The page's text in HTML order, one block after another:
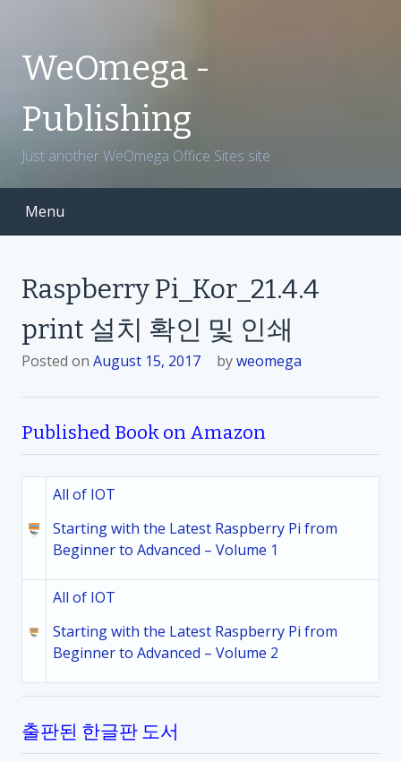
WeOmega -
Publishing
Just another WeOmega Office Sites site
Menu
Raspberry Pi_Kor_21.4.4
print 설치 확인 및 인쇄
Posted on August 15, 2017 byweomega
Published Book on Amazon
All of IOT
Starting with the Latest Raspberry Pi from
Beginner to Advanced – Volume 1
All of IOT
Starting with the Latest Raspberry Pi from
Beginner to Advanced – Volume 2
출판된 한글판 도서